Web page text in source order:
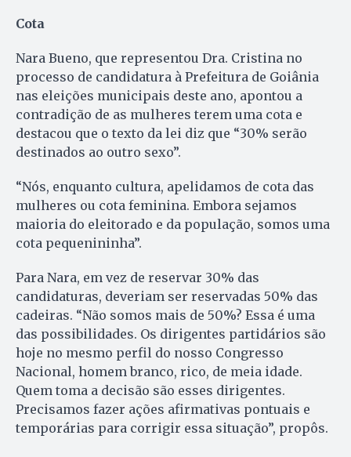
Cota
Nara Bueno, que representou Dra. Cristina no
processo de candidatura à Prefeitura de Goiânia
nas eleições municipais deste ano, apontou a
contradição de as mulheres terem uma cota e
destacou que o texto da lei diz que “30% serão
destinados ao outro sexo”.
“Nós, enquanto cultura, apelidamos de cota das
mulheres ou cota feminina. Embora sejamos
maioria do eleitorado e da população, somos uma
cota pequenininha”.
Para Nara, em vez de reservar 30% das
candidaturas, deveriam ser reservadas 50% das
cadeiras. “Não somos mais de 50%? Essa é uma
das possibilidades. Os dirigentes partidários são
hoje no mesmo perfil do nosso Congresso
Nacional, homem branco, rico, de meia idade.
Quem toma a decisão são esses dirigentes.
Precisamos fazer ações afirmativas pontuais e
temporárias para corrigir essa situação”, propôs.